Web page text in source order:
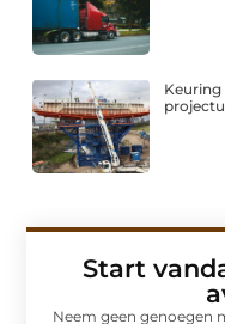
Keuring
Start
Neem geen genoegen